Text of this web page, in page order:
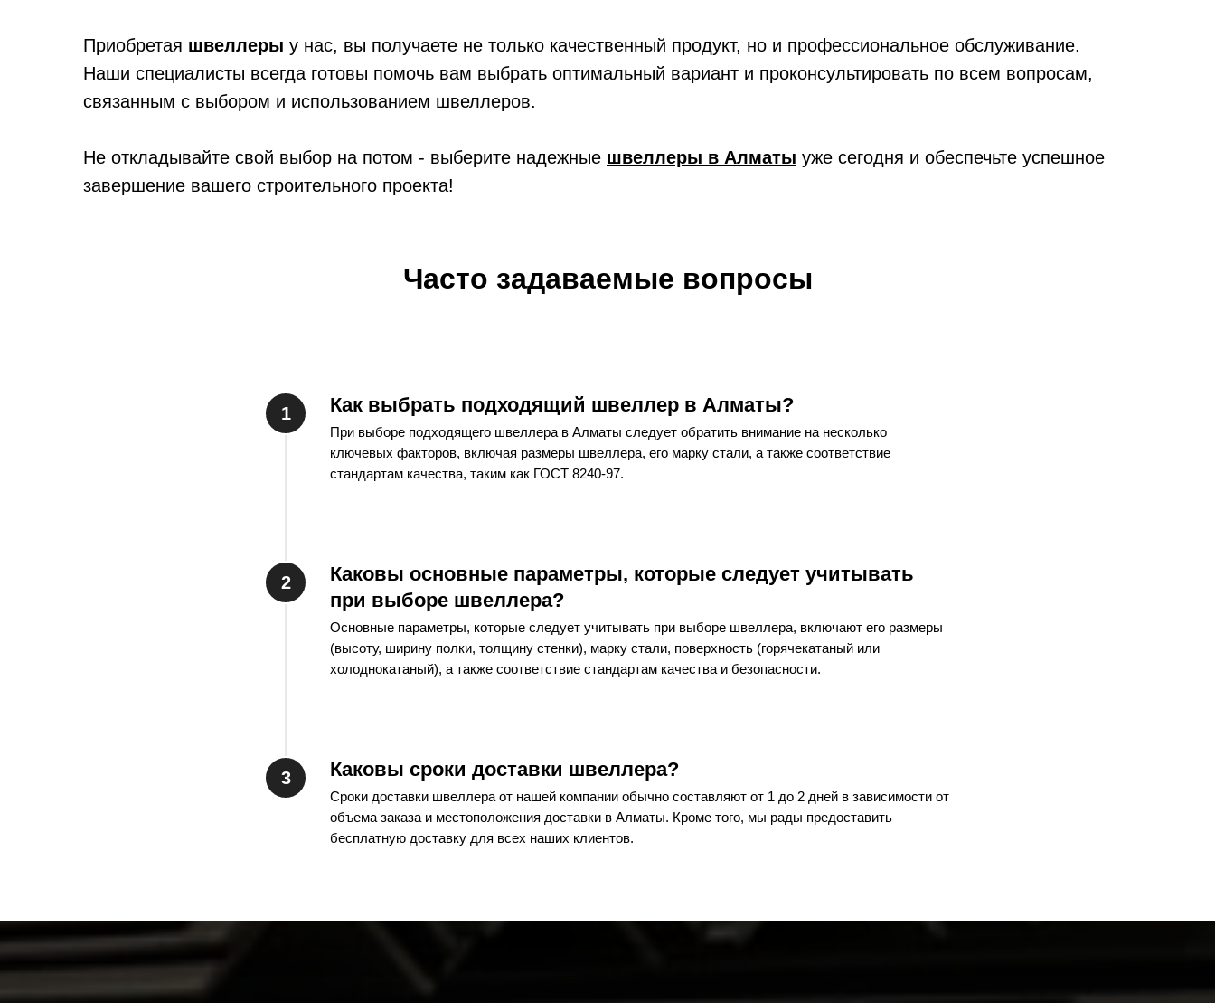
Приобретая швеллеры у нас, вы получаете не только качественный продукт, но и профессиональное обслуживание.
Наши специалисты всегда готовы помочь вам выбрать оптимальный вариант и проконсультировать по всем вопросам,
связанным с выбором и использованием швеллеров.
Не откладывайте свой выбор на потом - выберите надежные швеллеры в Алматы уже сегодня и обеспечьте успешное
завершение вашего строительного проекта!
Швеллер размер № 5
Швеллер размер № 6.5
h=100 мм
b=46 мм
Часто задаваемые вопросы
Как выбрать подходящий швеллер в Алматы?
При выборе подходящего швеллера в Алматы следует обратить внимание на несколько
ключевых факторов, включая размеры швеллера, его марку стали, а также соответствие
стандартам качества, таким как ГОСТ 8240-97.
Каковы основные параметры, которые следует учитывать
при выборе швеллера?
Основные параметры, которые следует учитывать при выборе швеллера, включают его размеры
(высоту, ширину полки, толщину стенки), марку стали, поверхность (горячекатаный или
холоднокатаный), а также соответствие стандартам качества и безопасности.
Каковы сроки доставки швеллера?
Сроки доставки швеллера от нашей компании обычно составляют от 1 до 2 дней в зависимости от
объема заказа и местоположения доставки в Алматы. Кроме того, мы рады предоставить
бесплатную доставку для всех наших клиентов.